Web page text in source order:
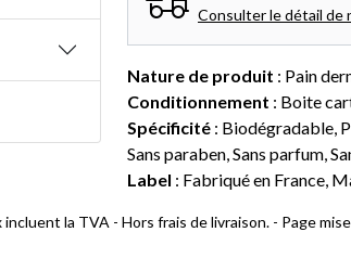
Consulter le détail de
Nature de produit : Pain
Conditionnement : Boite
Spécificité : Biodégradable,
Sans paraben, Sans parfum,
Label : Fabriqué en France,
la TVA - Hors frais de livraison. - Page